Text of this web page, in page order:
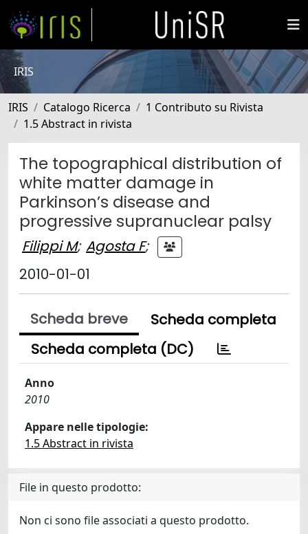
IRIS
IRIS Catalogo Ricerca
1 Contributo su Rivista
1.5 Abstract in rivista
The topographical distribution of
white matter damage in
Parkinson’s disease and
progressive supranuclear palsy
Filippi M; Agosta F;
2010-01-01
Scheda breve
Scheda completa
Scheda completa (DC)
Anno
2010
Appare nelle tipologie:
1.5 Abstract in rivista
File in questo prodotto:
Non ci sono file associati a questo prodotto.